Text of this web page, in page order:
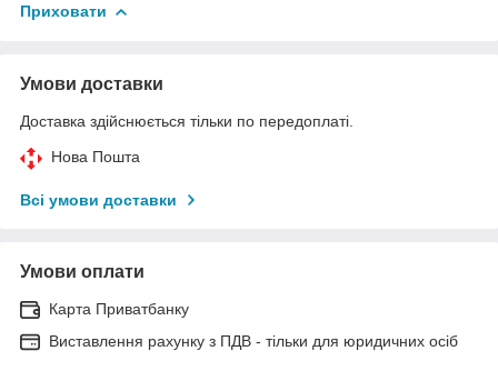
Приховати
Умови доставки
Доставка здійснюється тільки по передоплаті.
Нова Пошта
Всі умови доставки
Умови оплати
Карта Приватбанку
Виставлення рахунку з ПДВ - тільки для юридичних осіб